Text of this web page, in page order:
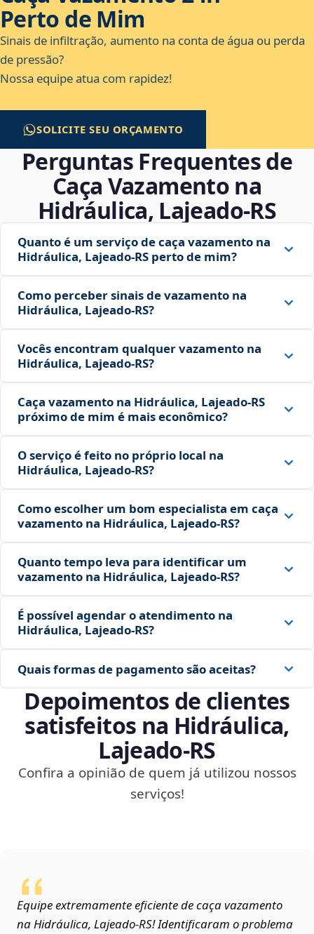
Perto de Mim
Sinais de infiltração, aumento na conta de água ou perda
de pressão?
Nossa equipe atua com rapidez!
SOLICITE SEU ORÇAMENTO
Perguntas Frequentes de
Caça Vazamento na
Hidráulica, Lajeado‑RS
Quanto é um serviço de caça vazamento na
Hidráulica, Lajeado‑RS perto de mim?
Como perceber sinais de vazamento na
Hidráulica, Lajeado‑RS?
Vocês encontram qualquer vazamento na
Hidráulica, Lajeado‑RS?
Caça vazamento na Hidráulica, Lajeado‑RS
próximo de mim é mais econômico?
O serviço é feito no próprio local na
Hidráulica, Lajeado‑RS?
Como escolher um bom especialista em caça
vazamento na Hidráulica, Lajeado‑RS?
Quanto tempo leva para identificar um
vazamento na Hidráulica, Lajeado‑RS?
É possível agendar o atendimento na
Hidráulica, Lajeado‑RS?
Quais formas de pagamento são aceitas?
Depoimentos de clientes
satisfeitos na Hidráulica,
Lajeado‑RS
Confira a opinião de quem já utilizou nossos
serviços!
Equipe extremamente eficiente de caça vazamento
na Hidráulica, Lajeado‑RS! Identificaram o problema